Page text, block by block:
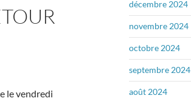
le vendredi
décembre 2024
novembre 2024
octobre 2024
septembre 2024
août 2024